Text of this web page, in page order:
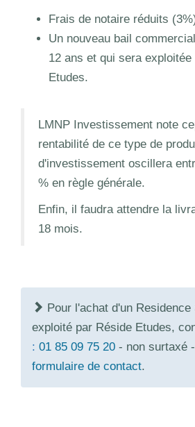
Frais de notaire réduits
Un nouveau bail
12 ans et qui sera
Etudes.
LMNP Investissement note
rentabilité de ce type de
d'investissement oscillera
% en règle générale.
Enfin, il faudra attendre la
18 mois.
Pour l'achat d'un Residence
exploité par Réside Etudes,
: 01 85 09 75 20 - non surtaxé
formulaire de contact.